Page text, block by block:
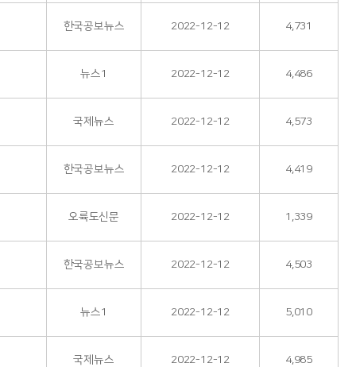
한국공보뉴스 2022-12-12 4,731
뉴스1 2022-12-12 4,486
국제뉴스 2022-12-12 4,573
한국공보뉴스 2022-12-12 4,419
오륙도신문 2022-12-12 1,339
한국공보뉴스 2022-12-12 4,503
뉴스1 2022-12-12 5,010
국제뉴스 2022-12-12 4,985